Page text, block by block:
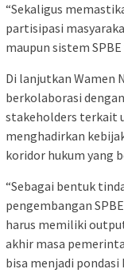
“Sekaligus
partisipasi
maupun sistem
Di lanjutkan Wamen
berkolaborasi
stakeholders terkait
menghadirkan
koridor hukum yang
“Sebagai bentuk
pengembangan
harus memiliki
akhir masa
bisa menjadi